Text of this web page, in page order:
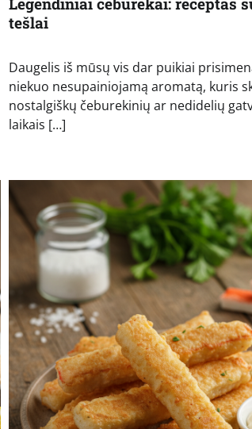
tešlai
Daugelis iš mūsų vis dar puikiai
niekuo nesupainiojamą aromatą, kuris
nostalgiškų čeburekinių ar nedidelių
laikais […]